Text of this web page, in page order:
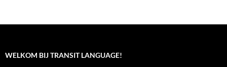
WELKOM BIJ TRANSIT LANGUAGE!